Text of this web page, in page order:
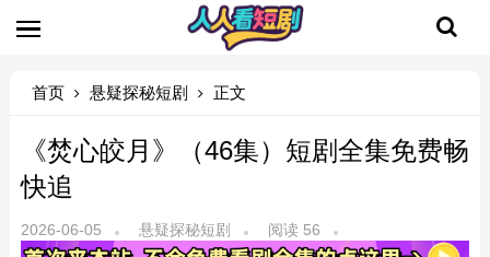
首页 悬疑探秘短剧 正文
《焚心皎月》（46集）短剧全集免费畅
快追
2026-06-05 悬疑探秘短剧 阅读 56